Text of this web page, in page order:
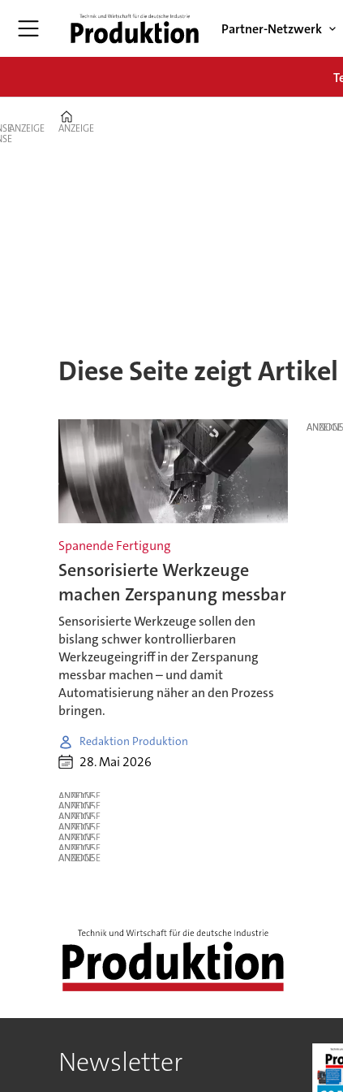
Partner-Netzwerk
ANZEIGE ANZEIGE
Diese Seite zeigt
Spanende Fertigung
Sensorisierte Werkzeuge
machen Zerspanung messbar
Sensorisierte Werkzeuge sollen den
bislang schwer kontrollierbaren
Werkzeugeingriff in der Zerspanung
messbar machen – und damit
Automatisierung näher an den Prozess
bringen.
Redaktion Produktion
28. Mai 2026
ANZEIGE
ANZEIGE
ANZEIGE
ANZEIGE
ANZEIGE
ANZEIGE
ANZEIGE
ANZEIGE
Newsletter